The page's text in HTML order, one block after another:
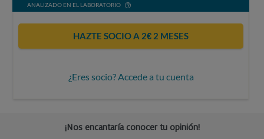
ANALIZADO EN EL LABORATORIO
HAZTE SOCIO A 2€ 2 MESES
¿Eres socio? Accede a tu cuenta